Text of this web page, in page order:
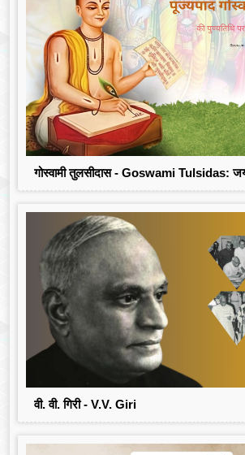
गोस्वामी तुलसीदास - Goswami Tulsidas:
वी. वी. गिरी - V.V. Giri